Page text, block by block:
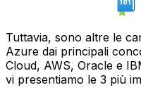
Tuttavia, sono altre le
Azure dai principali
Cloud, AWS, Oracle e
vi presentiamo le 3 più